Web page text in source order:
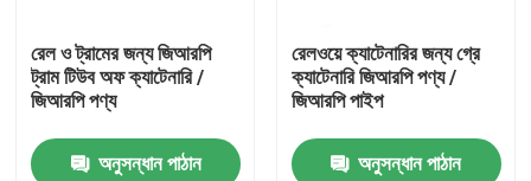
আমাদের সম্পর্কে
কারখানা ভ্রমণ
রেল ও ট্রামের জন্য জিআরপি
ট্রাম টিউব অফ ক্যাটেনারি /
জিআরপি পণ্য
অনুসন্ধান পাঠান
রেলওয়ে ক্যাটেনারির জন্য গ্রে
ক্যাটেনারি জিআরপি পণ্য /
জিআরপি পাইপ
অনুসন্ধান পাঠান